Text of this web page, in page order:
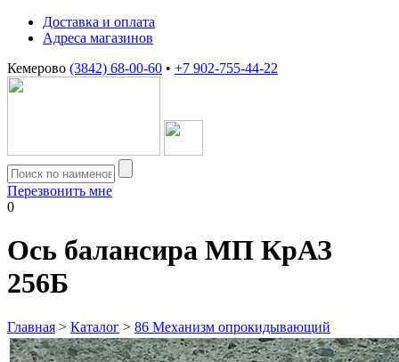
Доставка и оплата
Адреса магазинов
Кемерово (3842) 68-00-60 • +7 902-755-44-22
Перезвонить мне
0
Ось балансира МП КрАЗ
256Б
Главная > Каталог > 86 Механизм опрокидывающий